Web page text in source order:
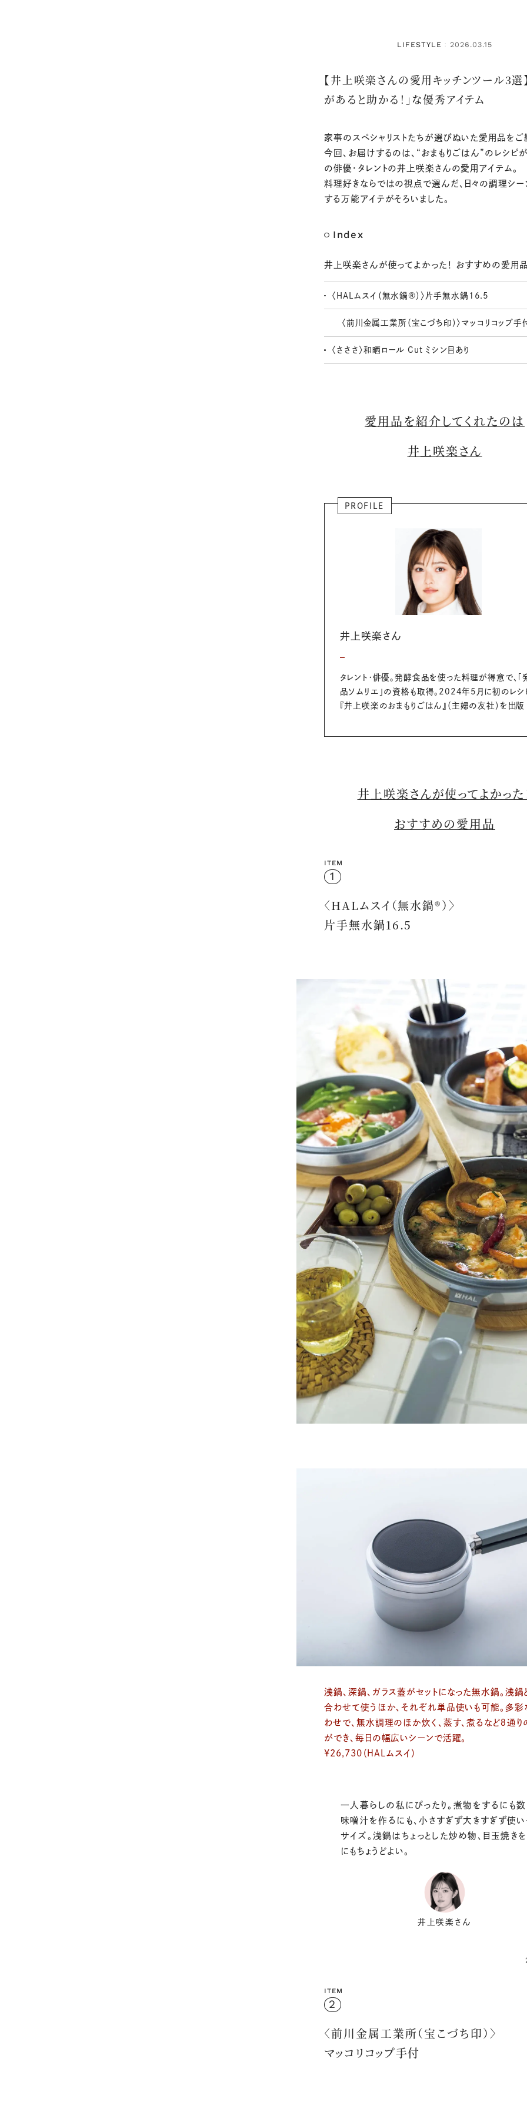
LIFESTYLE ： 2026.03.15
【井上咲楽さんの愛用キッチンツール3選
があると助かる！」な優秀アイテム
家事のスペシャリストたちが選びぬいた愛用品をご
今回、お届けするのは、“おまもりごはん”のレシピ
の俳優・タレントの井上咲楽さんの愛用アイテム。
料理好きならではの視点で選んだ、日々の調理シ
する万能アイテがそろいました。
Index
井上咲楽さんが使ってよかった！ おすすめの愛用
〈HALムスイ（無水鍋®）〉片手無水鍋16.5
〈前川金属工業所（宝こづち印）〉マッコリコップ手
〈さささ〉和晒ロール Cut ミシン目あり
愛用品を紹介してくれたのは
井上咲楽さん
PROFILE
井上咲楽さん
タレント・俳優。発酵食品を使った料理が得意で、
品ソムリエ」の資格も取得。2024年5月に初のレシ
『井上咲楽のおまもりごはん』（主婦の友社）を出版
井上咲楽さんが使ってよかった
おすすめの愛用品
ITEM
1
〈HALムスイ（無水鍋®）〉
片手無水鍋16.5
浅鍋、深鍋、ガラス蓋がセットになった無水鍋。浅鍋
合わせて使うほか、それぞれ単品使いも可能。多
わせで、無水調理のほか炊く、蒸す、煮るなど８通
ができ、毎日の幅広いシーンで活躍。
¥26,730（HALムスイ）
一人暮らしの私にぴったり。煮物をするにも
味噌汁を作るにも、小さすぎず大きすぎず使
サイズ。浅鍋はちょっとした炒め物、目玉焼き
にもちょうどよい。
井上咲楽さん
ITEM
2
〈前川金属工業所（宝こづち印）〉
マッコリコップ手付